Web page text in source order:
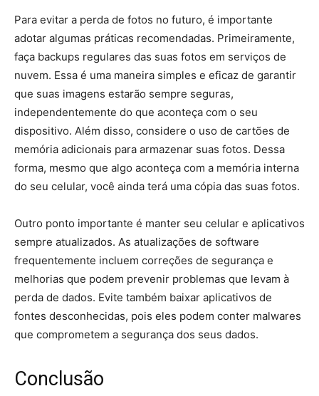
Para evitar a perda de fotos no futuro, é importante
adotar algumas práticas recomendadas. Primeiramente,
faça backups regulares das suas fotos em serviços de
nuvem. Essa é uma maneira simples e eficaz de garantir
que suas imagens estarão sempre seguras,
independentemente do que aconteça com o seu
dispositivo. Além disso, considere o uso de cartões de
memória adicionais para armazenar suas fotos. Dessa
forma, mesmo que algo aconteça com a memória interna
do seu celular, você ainda terá uma cópia das suas fotos.
Outro ponto importante é manter seu celular e aplicativos
sempre atualizados. As atualizações de software
frequentemente incluem correções de segurança e
melhorias que podem prevenir problemas que levam à
perda de dados. Evite também baixar aplicativos de
fontes desconhecidas, pois eles podem conter malwares
que comprometem a segurança dos seus dados.
Conclusão